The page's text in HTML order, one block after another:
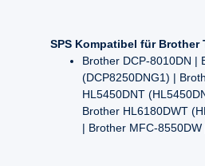
SPS Kompatibel für Brother
Brother DCP-8010DN |
(DCP8250DNG1) |
HL5450DNT
Brother HL6180DWT
| Brother MFC-